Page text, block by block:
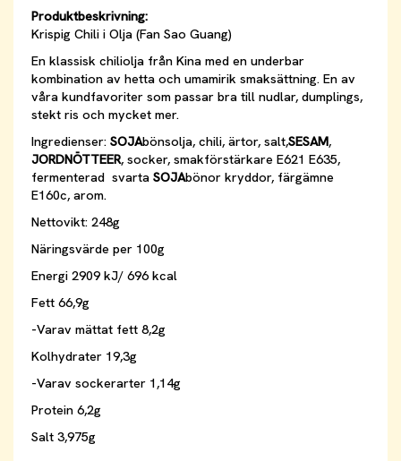
Produktbeskrivning:
Krispig Chili i Olja (Fan Sao Guang)
En klassisk chiliolja från Kina med en underbar
kombination av hetta och umamirik smaksättning. En av
våra kundfavoriter som passar bra till nudlar, dumplings,
stekt ris och mycket mer.
Ingredienser: SOJAbönsolja, chili, ärtor, salt,SESAM,
JORDNÖTTEER, socker, smakförstärkare E621 E635,
fermenterad svarta SOJAbönor kryddor, färgämne
E160c, arom.
Nettovikt: 248g
Näringsvärde per 100g
Energi 2909 kJ/ 696 kcal
Fett 66,9g
-Varav mättat fett 8,2g
Kolhydrater 19,3g
-Varav sockerarter 1,14g
Protein 6,2g
Salt 3,975g